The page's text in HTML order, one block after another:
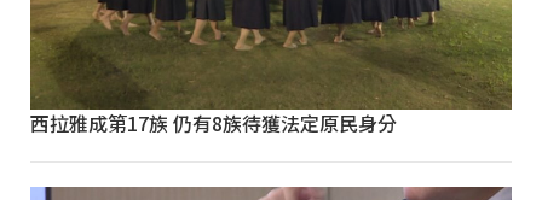
西拉雅成第17族 仍有8族待獲法定原民身分